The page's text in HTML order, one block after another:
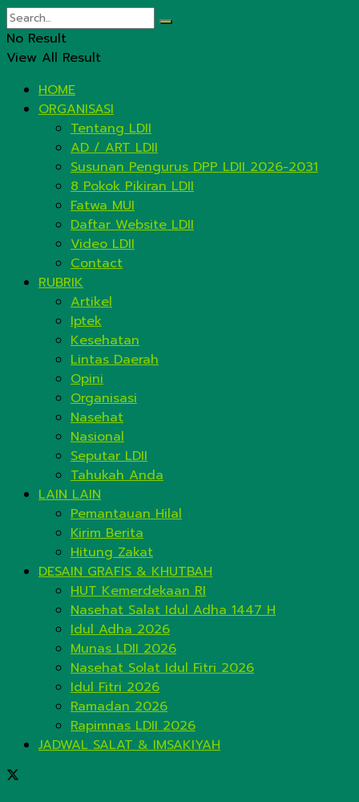
No Result
View All Result
HOME
ORGANISASI
Tentang LDII
AD / ART LDII
Susunan Pengurus DPP LDII 2026-2031
8 Pokok Pikiran LDII
Fatwa MUI
Daftar Website LDII
Video LDII
Contact
RUBRIK
Artikel
Iptek
Kesehatan
Lintas Daerah
Opini
Organisasi
Nasehat
Nasional
Seputar LDII
Tahukah Anda
LAIN LAIN
Pemantauan Hilal
Kirim Berita
Hitung Zakat
DESAIN GRAFIS & KHUTBAH
HUT Kemerdekaan RI
Nasehat Salat Idul Adha 1447 H
Idul Adha 2026
Munas LDII 2026
Nasehat Solat Idul Fitri 2026
Idul Fitri 2026
Ramadan 2026
Rapimnas LDII 2026
JADWAL SALAT & IMSAKIYAH